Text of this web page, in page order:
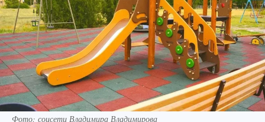
Фото: соцсети Владимира Владимирова